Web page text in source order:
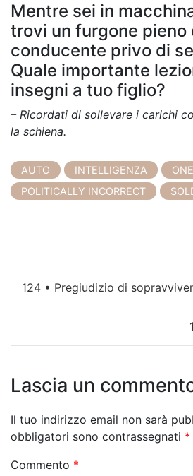
Mentre sei in
trovi un furgone pieno
conducente privo di
Quale importante
insegni a tuo figlio?
– Ricordati di sollevare i carichi
la schiena.
AUTO INTELLIGENZA
POLITICALLY INCORRECT
N
a
g
a
z
i
124 • Pregiudizio di
Lascia un
Il tuo indirizzo email non sarà
obbligatori sono contrassegnati *
Commento *